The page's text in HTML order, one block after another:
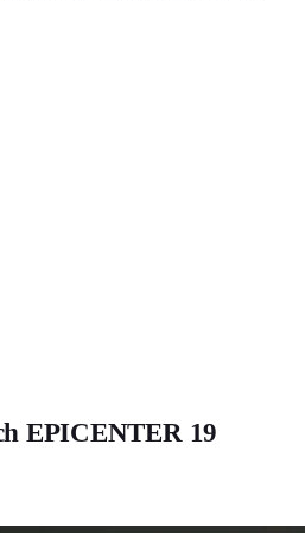
EPICENTER 19